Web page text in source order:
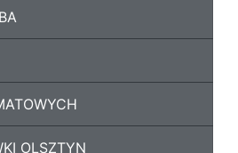
OLSZTYN